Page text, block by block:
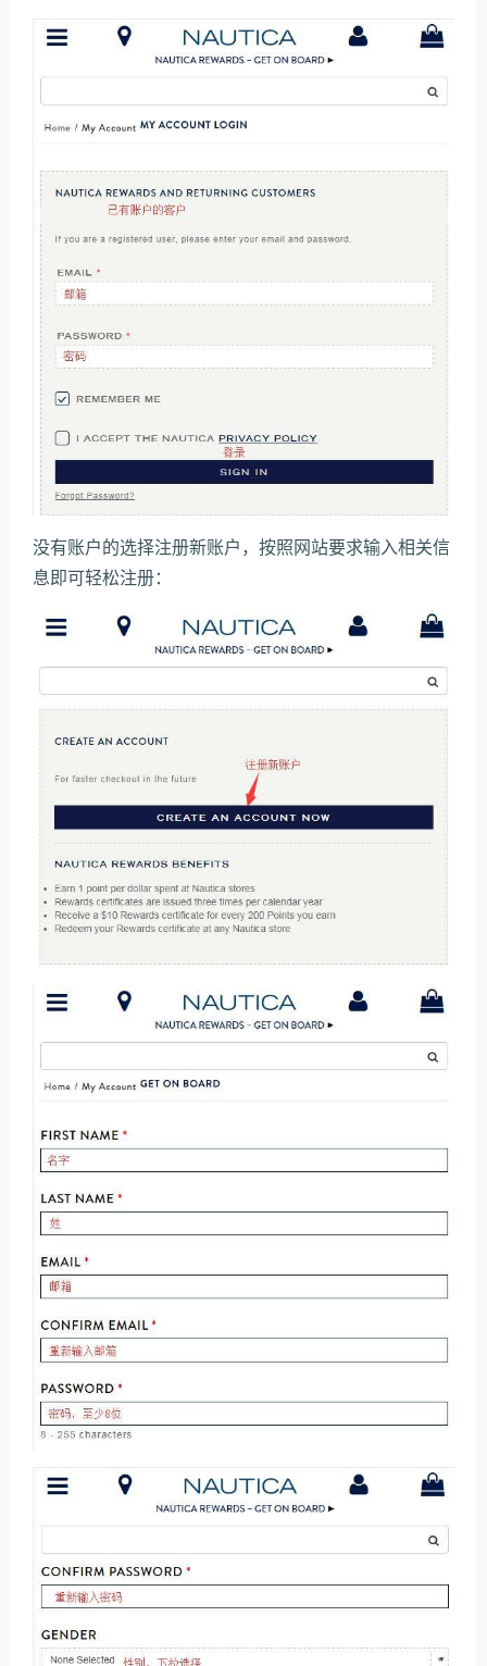
没有账户的选择注册新账户，按照网站要求输入相关信
息即可轻松注册：